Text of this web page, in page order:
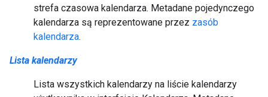
strefa czasowa kalendarza. Metadane pojedynczego
kalendarza są reprezentowane przez zasób
kalendarza.
Lista kalendarzy
Lista wszystkich kalendarzy na liście kalendarzy